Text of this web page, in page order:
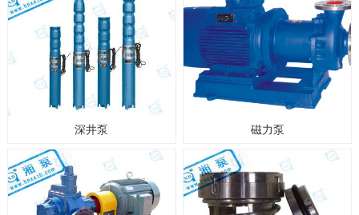
深井泵 磁力泵